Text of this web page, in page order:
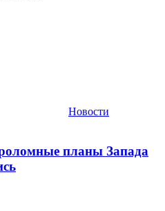
Новости
планы Запада